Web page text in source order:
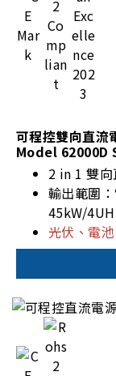
可程控雙向直流
Model 62000D
2 in 1 雙
輸出範圍
45kW/4UH
光伏、電
一鍵切換